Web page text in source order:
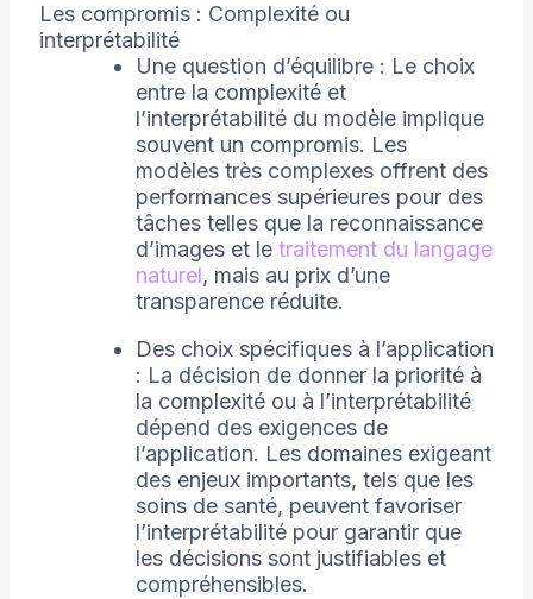
Les compromis : Complexité ou
interprétabilité
Une question d’équilibre : Le choix
entre la complexité et
l’interprétabilité du modèle implique
souvent un compromis. Les
modèles très complexes offrent des
performances supérieures pour des
tâches telles que la reconnaissance
d’images et le traitement du langage
naturel, mais au prix d’une
transparence réduite.
Des choix spécifiques à l’application
: La décision de donner la priorité à
la complexité ou à l’interprétabilité
dépend des exigences de
l’application. Les domaines exigeant
des enjeux importants, tels que les
soins de santé, peuvent favoriser
l’interprétabilité pour garantir que
les décisions sont justifiables et
compréhensibles.